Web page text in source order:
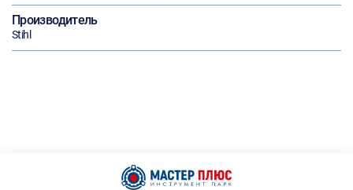
Производитель
Stihl